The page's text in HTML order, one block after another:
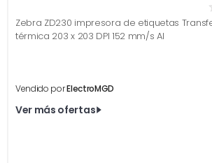
Zebra ZD230 impresora de etiquetas
térmica 203 x 203 DPI 152 mm/s Al
Vendido porElectroMGD
Ver más ofertas